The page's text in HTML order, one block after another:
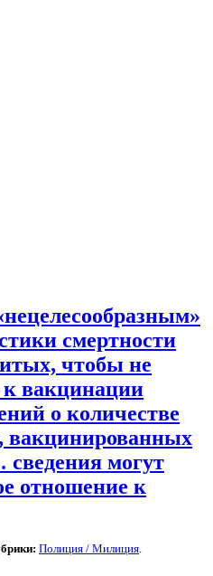
смертности
чтобы не
вакцинации
о количестве
вакцинированных
сведения могут
отношение к
Полиция / Милиция